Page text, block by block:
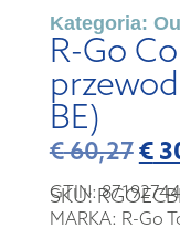
Kategoria:
R-Go
BE)
€60,27€
SKU:
GTIN:
MARKA: R-Go